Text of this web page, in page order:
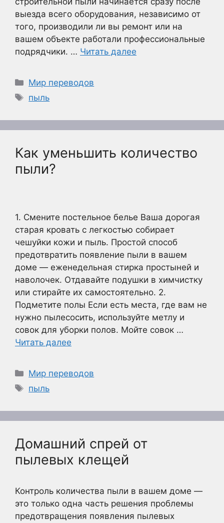
выезда всего оборудования, независимо от
того, производили ли вы ремонт или на
вашем объекте работали профессиональные
подрядчики. … Читать далее
Рубрики
Мир переводов
Метки
пыль
Как уменьшить количество
пыли?
1. Смените постельное белье Ваша дорогая
старая кровать с легкостью собирает
чешуйки кожи и пыль. Простой способ
предотвратить появление пыли в вашем
доме — еженедельная стирка простыней и
наволочек. Отдавайте подушки в химчистку
или стирайте их самостоятельно. 2.
Подметите полы Если есть места, где вам не
нужно пылесосить, используйте метлу и
совок для уборки полов. Мойте совок …
Читать далее
Рубрики
Мир переводов
Метки
пыль
Домашний спрей от
пылевых клещей
Контроль количества пыли в вашем доме —
это только одна часть решения проблемы
предотвращения появления пылевых